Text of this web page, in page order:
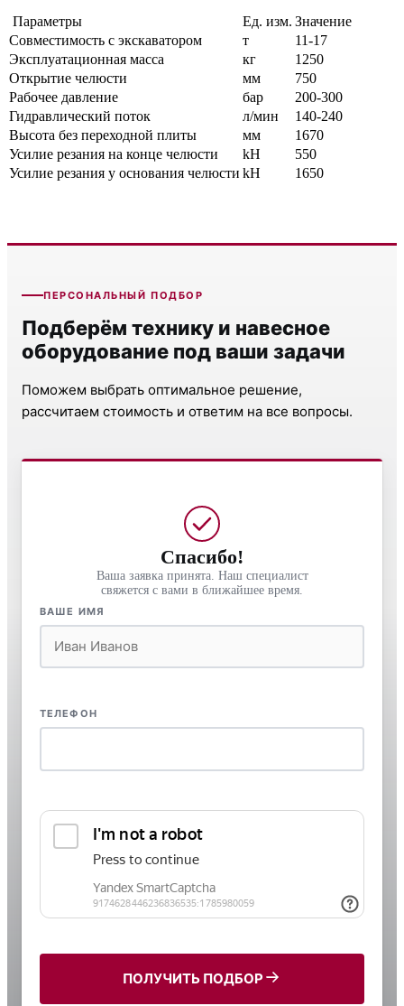
Параметры Ед. изм. Значение
Совместимость с экскаватором
т
11-17
Эксплуатационная масса
кг
1250
Открытие челюсти
мм
750
Рабочее давление
бар
200-300
Гидравлический поток
л/мин
140-240
Высота без переходной плиты
мм
1670
Усилие резания на конце челюсти
kH
550
Усилие резания у основания челюсти kH 1650
ПЕРСОНАЛЬНЫЙ ПОДБОР
Подберём технику и навесное
оборудование под ваши задачи
Поможем выбрать оптимальное решение,
рассчитаем стоимость и ответим на все вопросы.
Спасибо!
Ваша заявка принята. Наш специалист
свяжется с вами в ближайшее время.
ВАШЕ ИМЯ
ТЕЛЕФОН
ПОЛУЧИТЬ ПОДБОР